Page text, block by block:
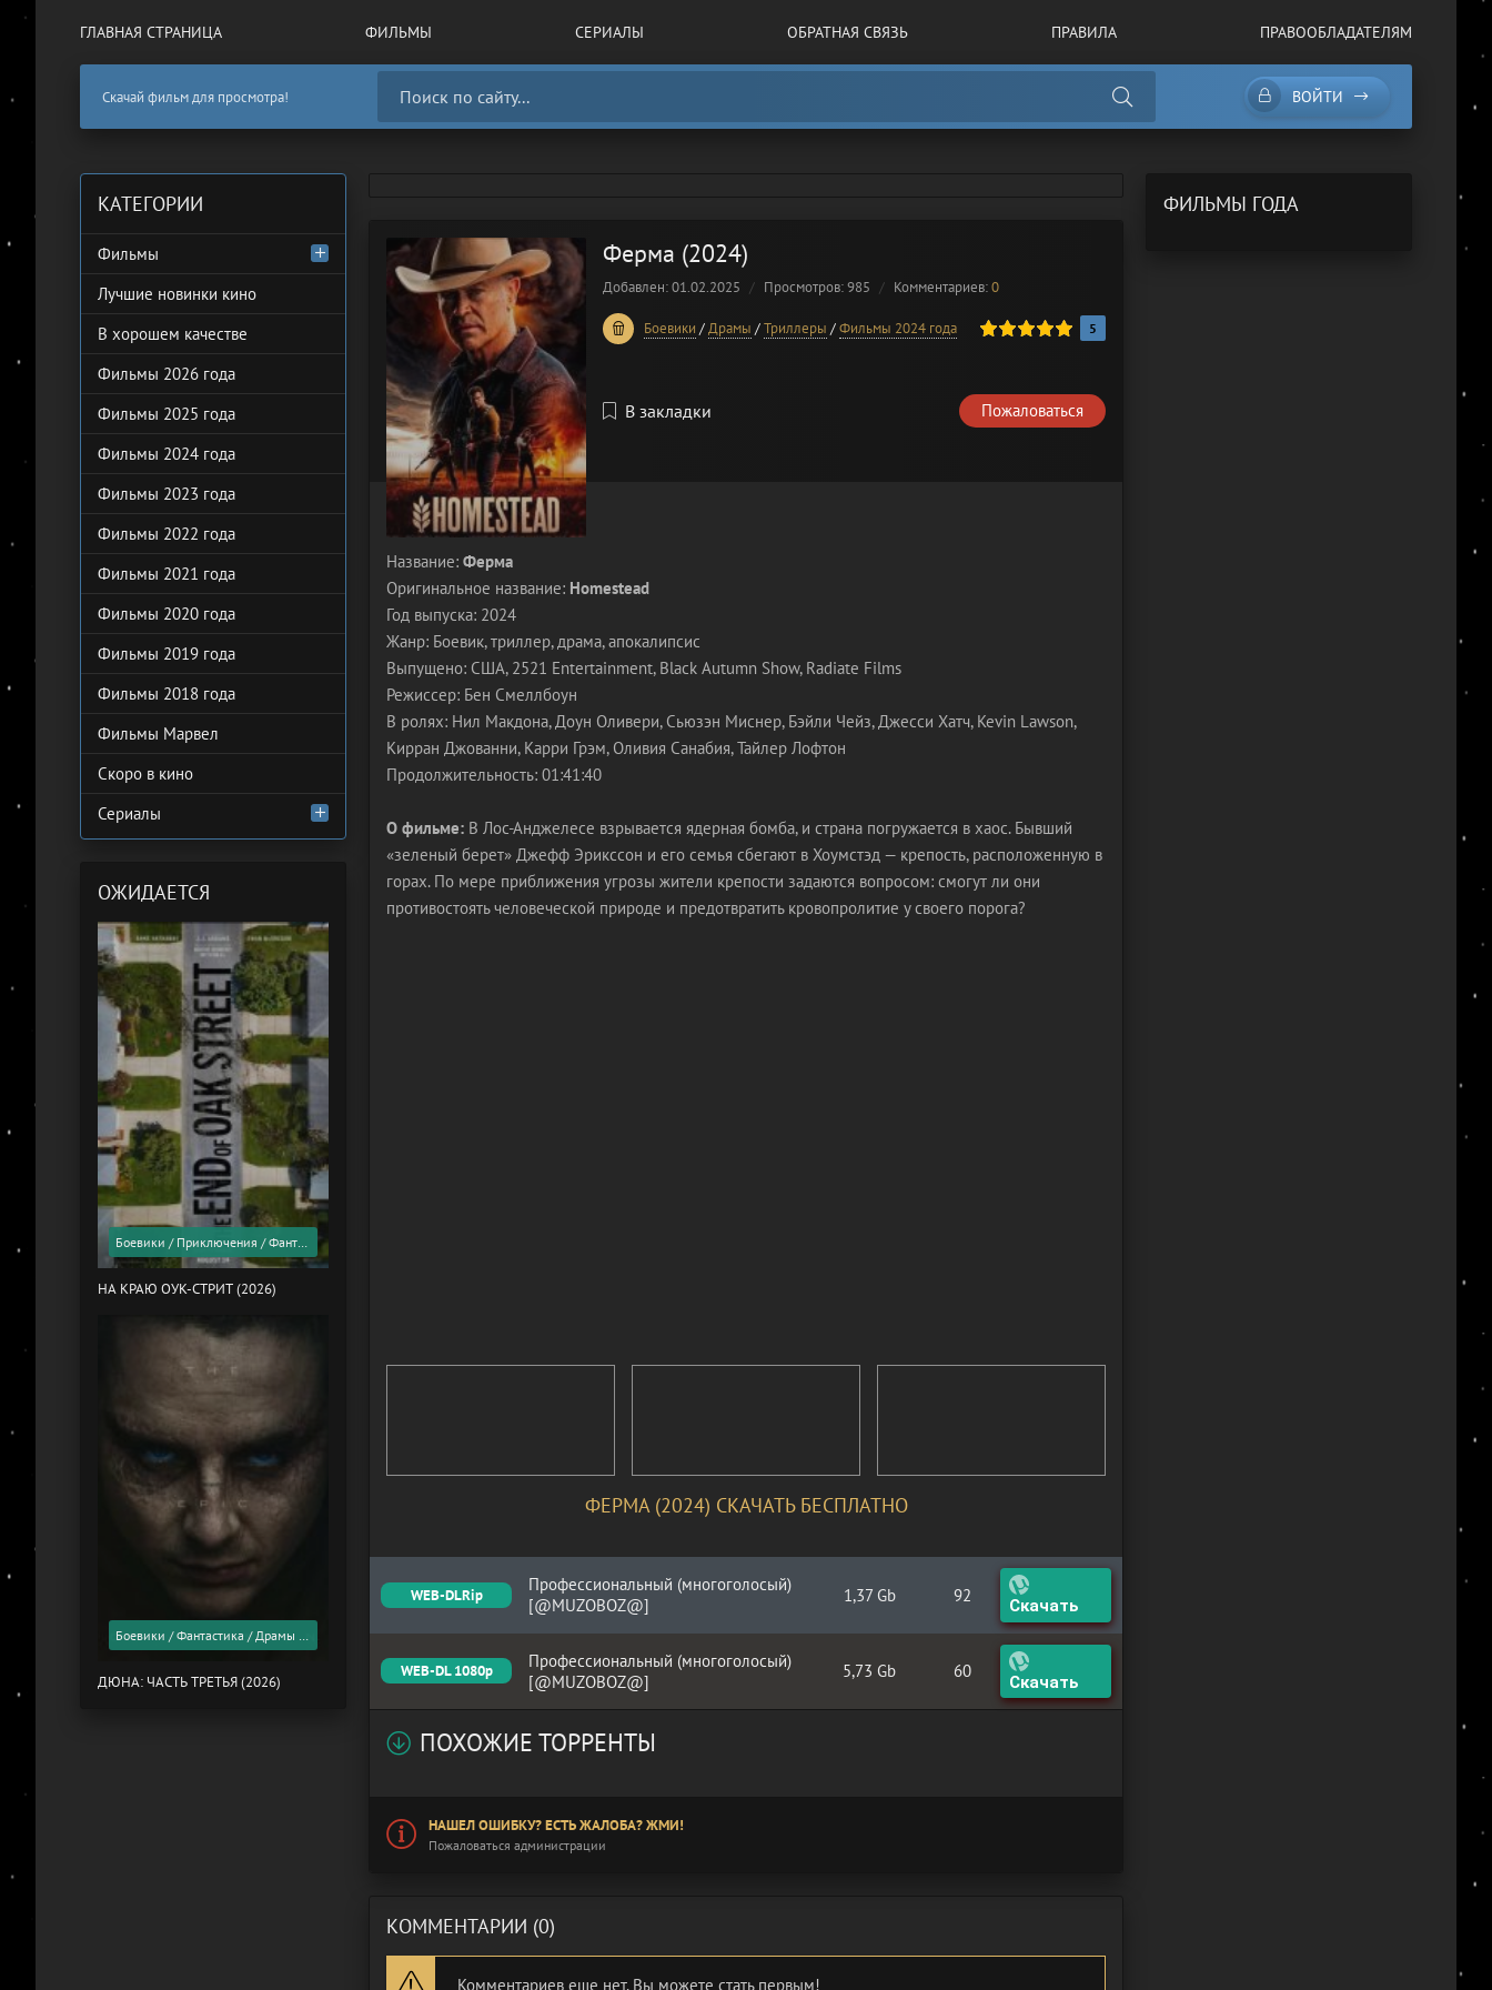
ГЛАВНАЯ СТРАНИЦА ФИЛЬМЫ СЕРИАЛЫ ОБРАТНАЯ СВЯЗЬ ПРАВИЛА ПРАВООБЛАДАТЕЛЯМ
Скачай фильм для просмотра! ВОЙТИ
Ферма (2024)
Добавлен: 01.02.2025 Просмотров: 985 Комментариев:0
Боевики /Драмы /Триллеры /Фильмы 2024 года
100 1 2 3 4 5 5
В закладки Пожаловаться
Название: Ферма
Оригинальное название: Homestead
Год выпуска: 2024
Жанр: Боевик, триллер, драма, апокалипсис
Выпущено: США, 2521 Entertainment, Black Autumn Show, Radiate Films
Режиссер: Бен Смеллбоун
В ролях: Нил Макдона, Доун Оливери, Сьюзэн Миснер, Бэйли Чейз, Джесси Хатч, Kevin Lawson,
Кирран Джованни, Карри Грэм, Оливия Санабия, Тайлер Лофтон
Продолжительность: 01:41:40
О фильме: В Лос-Анджелесе взрывается ядерная бомба, и страна погружается в хаос. Бывший
«зеленый берет» Джефф Эрикссон и его семья сбегают в Хоумстэд — крепость, расположенную в
горах. По мере приближения угрозы жители крепости задаются вопросом: смогут ли они
противостоять человеческой природе и предотвратить кровопролитие у своего порога?
ФЕРМА (2024) СКАЧАТЬ БЕСПЛАТНО
WEB-DLRip
Профессиональный (многоголосый)
[@MUZOBOZ@]
1,37 Gb 92 Скачать
WEB-DL 1080p
Профессиональный (многоголосый)
[@MUZOBOZ@]
5,73 Gb 60 Скачать
ПОХОЖИЕ ТОРРЕНТЫ
НАШЕЛ ОШИБКУ? ЕСТЬ ЖАЛОБА? ЖМИ!
Пожаловаться администрации
КОММЕНТАРИИ (0)
Комментариев еще нет. Вы можете стать первым!
КАТЕГОРИИ
Фильмы
Лучшие новинки кино
В хорошем качестве
Фильмы 2026 года
Фильмы 2025 года
Фильмы 2024 года
Фильмы 2023 года
Фильмы 2022 года
Фильмы 2021 года
Фильмы 2020 года
Фильмы 2019 года
Фильмы 2018 года
Фильмы Марвел
Скоро в кино
Сериалы
ОЖИДАЕТСЯ
Боевики / Приключения / Фантастика / Фильмы 2026 года / Скоро в кино
НА КРАЮ ОУК-СТРИТ (2026)
Боевики / Фантастика / Драмы / Фильмы 2026 года / Скоро в кино
ДЮНА: ЧАСТЬ ТРЕТЬЯ (2026)
ФИЛЬМЫ ГОДА